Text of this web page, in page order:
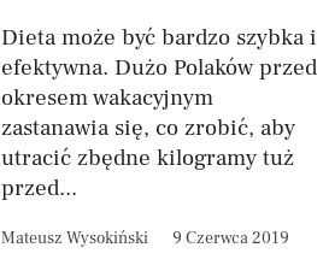
Dieta może być bardzo szybka i
efektywna. Dużo Polaków przed
okresem wakacyjnym
zastanawia się, co zrobić, aby
utracić zbędne kilogramy tuż
przed...
Mateusz Wysokiński 9 Czerwca 2019